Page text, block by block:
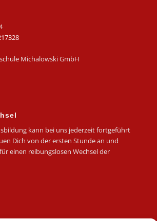
Michalowski GmbH
kann bei uns jederzeit fortgeführt
Dich von der ersten Stunde an und
einen reibungslosen Wechsel der